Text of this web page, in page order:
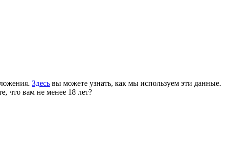
Здесь вы можете узнать, как мы используем эти данные.
что вам не менее 18 лет?